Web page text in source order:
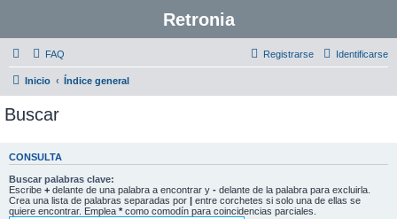
Retronia
FAQ Identificarse
Registrarse
Inicio Índice general
Buscar
CONSULTA
Buscar palabras clave:
Escribe + delante de una palabra a encontrar y - delante de la palabra para excluirla.
Crea una lista de palabras separadas por | entre corchetes si solo una de ellas se
quiere encontrar. Emplea * como comodín para coincidencias parciales.